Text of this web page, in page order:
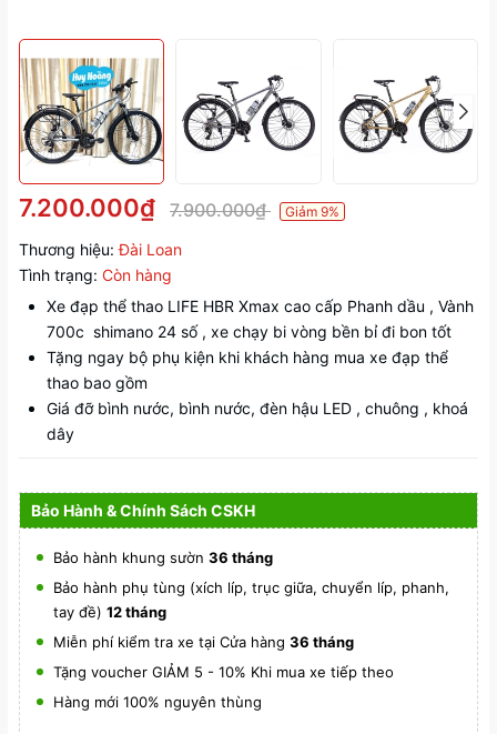
7.200.000₫ 7.900.000₫ Giảm 9%
Thương hiệu: Đài Loan
Tình trạng: Còn hàng
Xe đạp thể thao LIFE HBR Xmax cao cấp Phanh dầu , Vành
700c shimano 24 số , xe chạy bi vòng bền bỉ đi bon tốt
Tặng ngay bộ phụ kiện khi khách hàng mua xe đạp thể
thao bao gồm
Giá đỡ bình nước, bình nước, đèn hậu LED , chuông , khoá
dây
Bảo Hành & Chính Sách CSKH
Bảo hành khung sườn 36 tháng
Bảo hành phụ tùng (xích líp, trục giữa, chuyển líp, phanh,
tay đề) 12 tháng
Miễn phí kiểm tra xe tại Cửa hàng 36 tháng
Tặng voucher GIẢM 5 - 10% Khi mua xe tiếp theo
Hàng mới 100% nguyên thùng